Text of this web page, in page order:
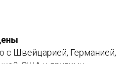
с Швейцарией, Германией,